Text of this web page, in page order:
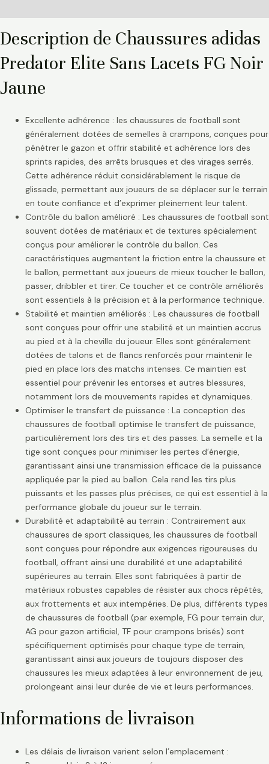
Description de Chaussures adidas
Predator Elite Sans Lacets FG Noir
Jaune
Excellente adhérence : les chaussures de football sont
généralement dotées de semelles à crampons, conçues pour
pénétrer le gazon et offrir stabilité et adhérence lors des
sprints rapides, des arrêts brusques et des virages serrés.
Cette adhérence réduit considérablement le risque de
glissade, permettant aux joueurs de se déplacer sur le terrain
en toute confiance et d’exprimer pleinement leur talent.
Contrôle du ballon amélioré : Les chaussures de football sont
souvent dotées de matériaux et de textures spécialement
conçus pour améliorer le contrôle du ballon. Ces
caractéristiques augmentent la friction entre la chaussure et
le ballon, permettant aux joueurs de mieux toucher le ballon,
passer, dribbler et tirer. Ce toucher et ce contrôle améliorés
sont essentiels à la précision et à la performance technique.
Stabilité et maintien améliorés : Les chaussures de football
sont conçues pour offrir une stabilité et un maintien accrus
au pied et à la cheville du joueur. Elles sont généralement
dotées de talons et de flancs renforcés pour maintenir le
pied en place lors des matchs intenses. Ce maintien est
essentiel pour prévenir les entorses et autres blessures,
notamment lors de mouvements rapides et dynamiques.
Optimiser le transfert de puissance : La conception des
chaussures de football optimise le transfert de puissance,
particulièrement lors des tirs et des passes. La semelle et la
tige sont conçues pour minimiser les pertes d’énergie,
garantissant ainsi une transmission efficace de la puissance
appliquée par le pied au ballon. Cela rend les tirs plus
puissants et les passes plus précises, ce qui est essentiel à la
performance globale du joueur sur le terrain.
Durabilité et adaptabilité au terrain : Contrairement aux
chaussures de sport classiques, les chaussures de football
sont conçues pour répondre aux exigences rigoureuses du
football, offrant ainsi une durabilité et une adaptabilité
supérieures au terrain. Elles sont fabriquées à partir de
matériaux robustes capables de résister aux chocs répétés,
aux frottements et aux intempéries. De plus, différents types
de chaussures de football (par exemple, FG pour terrain dur,
AG pour gazon artificiel, TF pour crampons brisés) sont
spécifiquement optimisés pour chaque type de terrain,
garantissant ainsi aux joueurs de toujours disposer des
chaussures les mieux adaptées à leur environnement de jeu,
prolongeant ainsi leur durée de vie et leurs performances.
Informations de livraison
Les délais de livraison varient selon l’emplacement :